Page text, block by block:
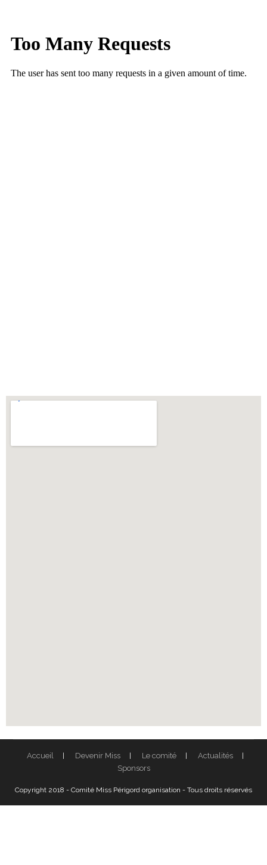
Accueil Devenir Miss Le comité
Actualités
Sponsors
Copyright 2018 - Comité Miss Périgord organisation - Tous droits réservés